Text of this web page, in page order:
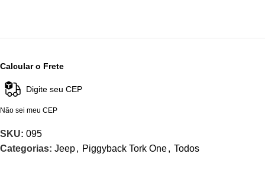
Calcular o Frete
Não sei meu CEP
SKU: 095
Categorias: Jeep, Piggyback Tork One, Todos